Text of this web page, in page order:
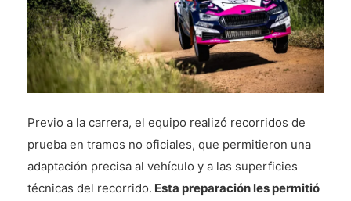
Previo a la carrera, el equipo realizó recorridos de
prueba en tramos no oficiales, que permitieron una
adaptación precisa al vehículo y a las superficies
técnicas del recorrido. Esta preparación les permitió